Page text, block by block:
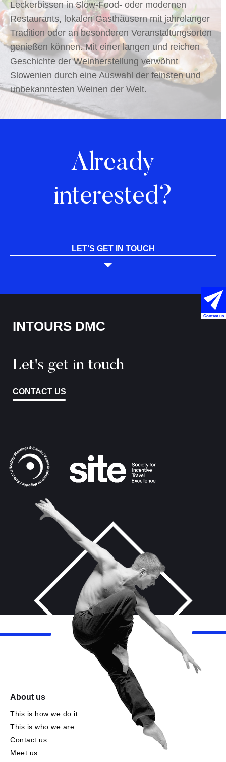
Leckerbissen in Slow-Food- oder modernen
Restaurants, lokalen Gasthäusern mit jahrelanger
Tradition oder an besonderen Veranstaltungsorten
genießen können. Mit einer langen und reichen
Geschichte der Weinherstellung verwöhnt
Slowenien durch eine Auswahl der feinsten und
unbekanntesten Weinen der Welt.
Already
interested?
LET’S GET IN TOUCH
INTOURS DMC
Let's get in touch
CONTACT US
About us
This is how we do it
This is who we are
Contact us
Meet us
Contact us